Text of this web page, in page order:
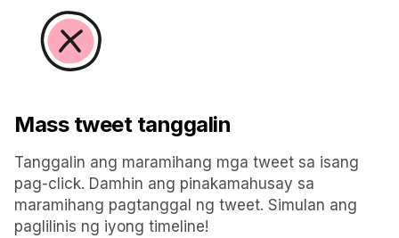
Mass tweet tanggalin
Tanggalin ang maramihang mga tweet sa isang
pag-click. Damhin ang pinakamahusay sa
maramihang pagtanggal ng tweet. Simulan ang
paglilinis ng iyong timeline!